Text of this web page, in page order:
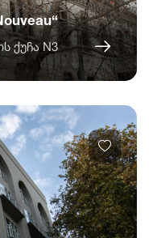
ქუჩა N3